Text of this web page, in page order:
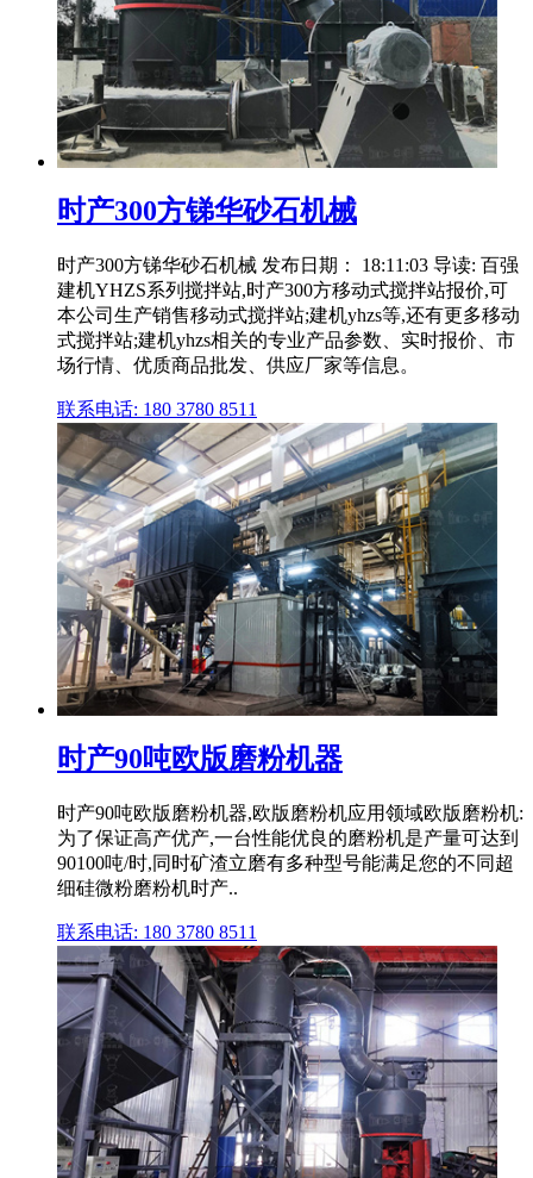
时产300方锑华砂石机械
时产300方锑华砂石机械 发布日期： 18:11:03 导读: 百强
建机YHZS系列搅拌站,时产300方移动式搅拌站报价,可
本公司生产销售移动式搅拌站;建机yhzs等,还有更多移动
式搅拌站;建机yhzs相关的专业产品参数、实时报价、市
场行情、优质商品批发、供应厂家等信息。
联系电话: 180 3780 8511
时产90吨欧版磨粉机器
时产90吨欧版磨粉机器,欧版磨粉机应用领域欧版磨粉机:
为了保证高产优产,一台性能优良的磨粉机是产量可达到
90100吨/时,同时矿渣立磨有多种型号能满足您的不同超
细硅微粉磨粉机时产..
联系电话: 180 3780 8511